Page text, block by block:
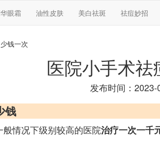
眼霜 油性皮肤 美白祛斑 祛痘妙招
钱一次
医院小手术
发布时间：
钱
情况下级别较高的医院治疗一次一千